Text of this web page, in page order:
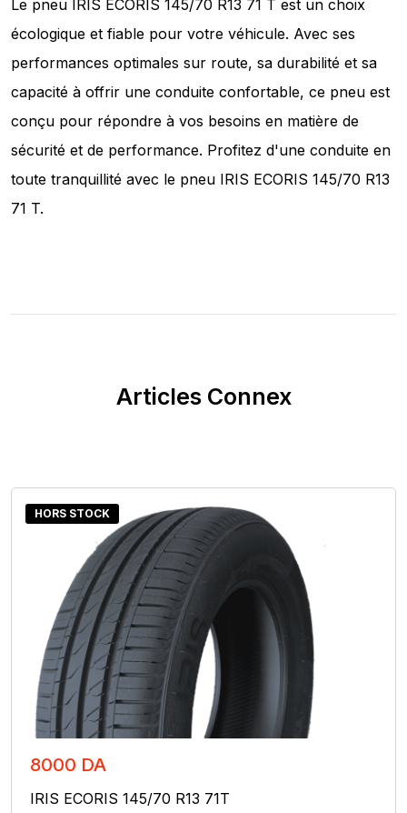
Le pneu IRIS ECORIS 145/70 R13 71 T est un choix
écologique et fiable pour votre véhicule. Avec ses
performances optimales sur route, sa durabilité et sa
capacité à offrir une conduite confortable, ce pneu est
conçu pour répondre à vos besoins en matière de
sécurité et de performance. Profitez d'une conduite en
toute tranquillité avec le pneu IRIS ECORIS 145/70 R13
71 T.
Articles Connex
HORS STOCK
8000 DA
IRIS ECORIS 145/70 R13 71T